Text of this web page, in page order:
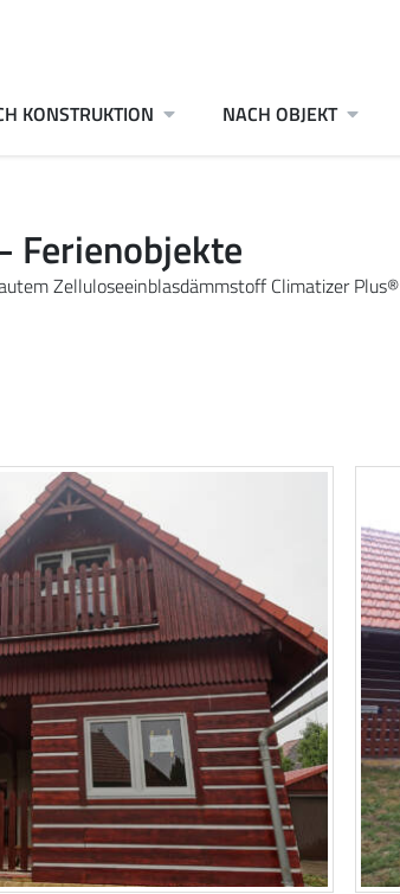
KONSTRUKTION NACH OBJEKT
Ferienobjekte
Zelluloseeinblasdämmstoff Climatizer Plus®